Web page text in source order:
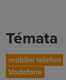
Témata
mobilní telefon
Vodafone